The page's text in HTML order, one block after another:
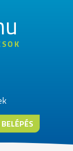
BELÉPÉS